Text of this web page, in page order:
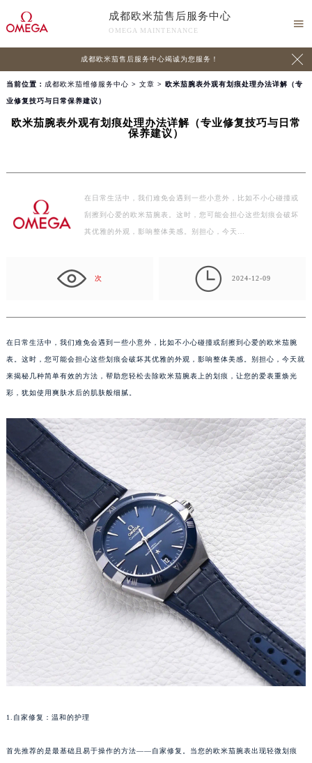
成都欧米茄售后服务中心
OMEGA MAINTENANCE

成都欧米茄售后服务中心竭诚为您服务！ 
当前位置： 成都欧米茄维修服务中心 > 文章 > 欧米茄腕表外观有划痕处理办法详解（专
业修复技巧与日常保养建议）
欧米茄腕表外观有划痕处理办法详解（专业修复技巧与日常
保养建议）
在日常生活中，我们难免会遇到一些小意外，比如不小心碰撞或
刮擦到心爱的欧米茄腕表。这时，您可能会担心这些划痕会破坏
其优雅的外观，影响整体美感。别担心，今天…
次  2024-12-09
在日常生活中，我们难免会遇到一些小意外，比如不小心碰撞或刮擦到心爱的欧米茄腕
表。这时，您可能会担心这些划痕会破坏其优雅的外观，影响整体美感。别担心，今天就
来揭秘几种简单有效的方法，帮助您轻松去除欧米茄腕表上的划痕，让您的爱表重焕光
彩，犹如使用爽肤水后的肌肤般细腻。
1.自家修复：温和的护理
首先推荐的是最基础且易于操作的方法——自家修复。当您的欧米茄腕表出现轻微划痕